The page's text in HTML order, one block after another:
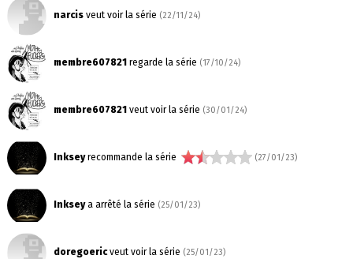
narcisveut voir la série (22/11/24)
membre607821 regarde la série (17/10/24)
membre607821 veut voir la série (30/01/24)
Inkseyrecommande la série (27/01/23)
Inkseya arrêté la série (25/01/23)
doregoericveut voir la série (25/01/23)